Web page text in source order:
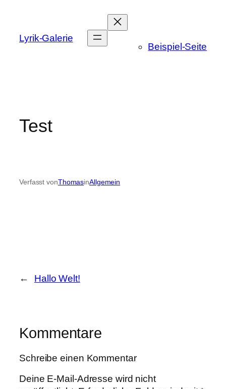
springen
Lyrik-Galerie
Beispiel-Seite
Test
Verfasst vonThomasinAllgemein
← Hallo Welt!
Kommentare
Schreibe einen Kommentar
Deine E-Mail-Adresse wird nicht